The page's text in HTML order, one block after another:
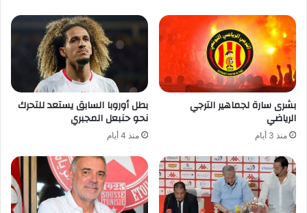
بشرى سارة لجماهير الترجي
الرياضي
منذ 3 أيام
بطل أوروبا السابق يستعد للتحرك
نحو حنبعل المجبري
منذ 4 أيام